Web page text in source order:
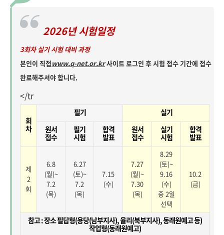
2026년 시험일정
3회차 실기 시험 대비 과정
본인이 직접www.q-net.or.kr사이트 로그인 후 시험 접수 기간에 접수
완료해주셔야 합니다.
</tr
회
차
필기
실기
원서
접수
필기
시험
합격
발표
원서
접수
실기
시험
합격
발표
제
2
회
6.8
(월)~
7.2
(목)
6.27
(토)~
7.2
(목)
7.15
(수)
7.27
(월)~
7.30
(목)
8.29
(토)~
9.16
(수)
중 2일
선택
10.2
(금)
참고 : 장소 필답형(용당(남부지사), 율리(북부지사), 동래원예고 등)
작업형(동래원예고)